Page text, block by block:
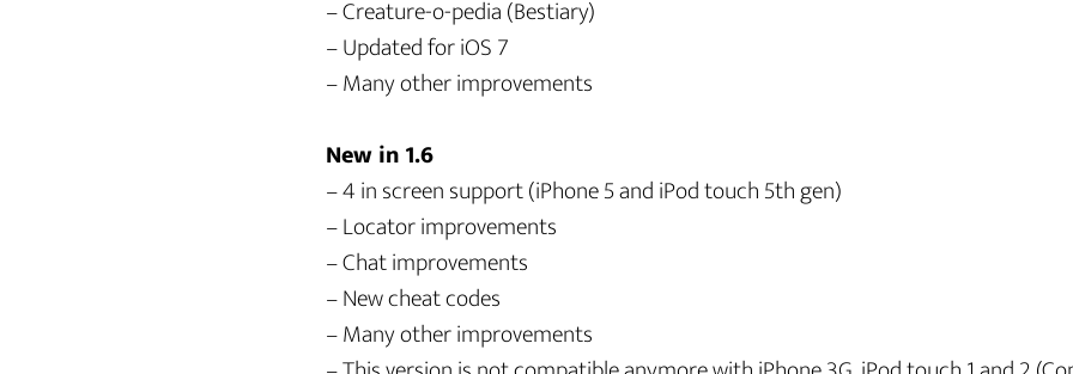
– Creature-o-pedia (Bestiary)
– Updated for iOS 7
– Many other improvements
New in 1.6
– 4 in screen support (iPhone 5 and iPod touch 5th gen)
– Locator improvements
– Chat improvements
– New cheat codes
– Many other improvements